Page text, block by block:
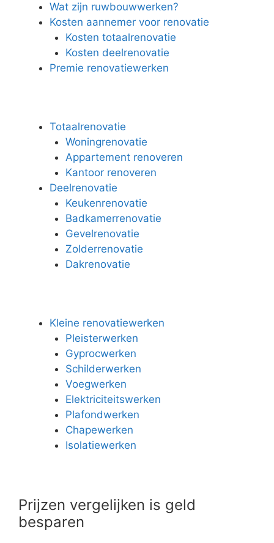
Wat zijn ruwbouwwerken?
Kosten aannemer voor renovatie
Kosten totaalrenovatie
Kosten deelrenovatie
Premie renovatiewerken
Totaalrenovatie
Woningrenovatie
Appartement renoveren
Kantoor renoveren
Deelrenovatie
Keukenrenovatie
Badkamerrenovatie
Gevelrenovatie
Zolderrenovatie
Dakrenovatie
Kleine renovatiewerken
Pleisterwerken
Gyprocwerken
Schilderwerken
Voegwerken
Elektriciteitswerken
Plafondwerken
Chapewerken
Isolatiewerken
Prijzen vergelijken is geld
besparen